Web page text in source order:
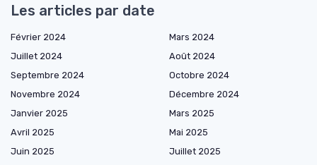
Les articles par date
Février 2024
Mars 2024
Juillet 2024
Août 2024
Septembre 2024
Octobre 2024
Novembre 2024
Décembre 2024
Janvier 2025
Mars 2025
Avril 2025
Mai 2025
Juin 2025
Juillet 2025